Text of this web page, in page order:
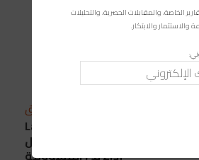
المقال السابق
شركة LafargeHolcim
Maroc تظفر بجائزة أفضل
أداء في المسؤولية
الخاصة، والمقابلات الحصرية، والتحليلات
والابتكار.